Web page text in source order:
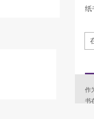
纸
作
书